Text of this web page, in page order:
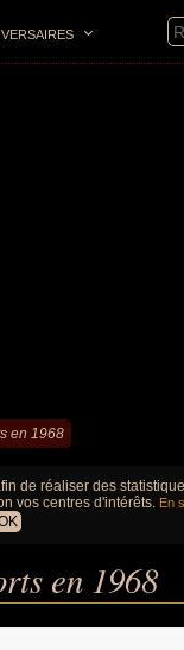
en 1968
de réaliser des
vos centres d'intérêts. En
en 1968